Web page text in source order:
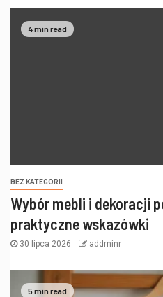
4 min read
BEZ KATEGORII
Wybór mebli i dekoracji
praktyczne wskazówki
30 lipca 2026 addminr
5 min read